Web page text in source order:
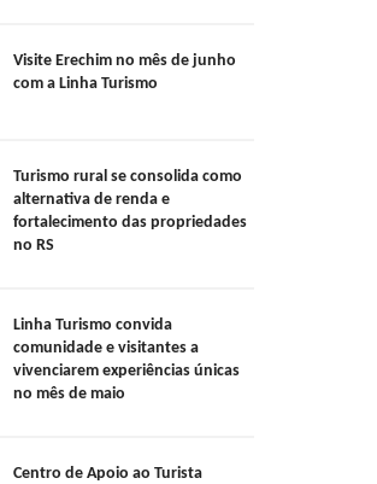
Visite Erechim no mês de junho
com a Linha Turismo
Turismo rural se consolida como
alternativa de renda e
fortalecimento das propriedades
no RS
Linha Turismo convida
comunidade e visitantes a
vivenciarem experiências únicas
no mês de maio
Centro de Apoio ao Turista